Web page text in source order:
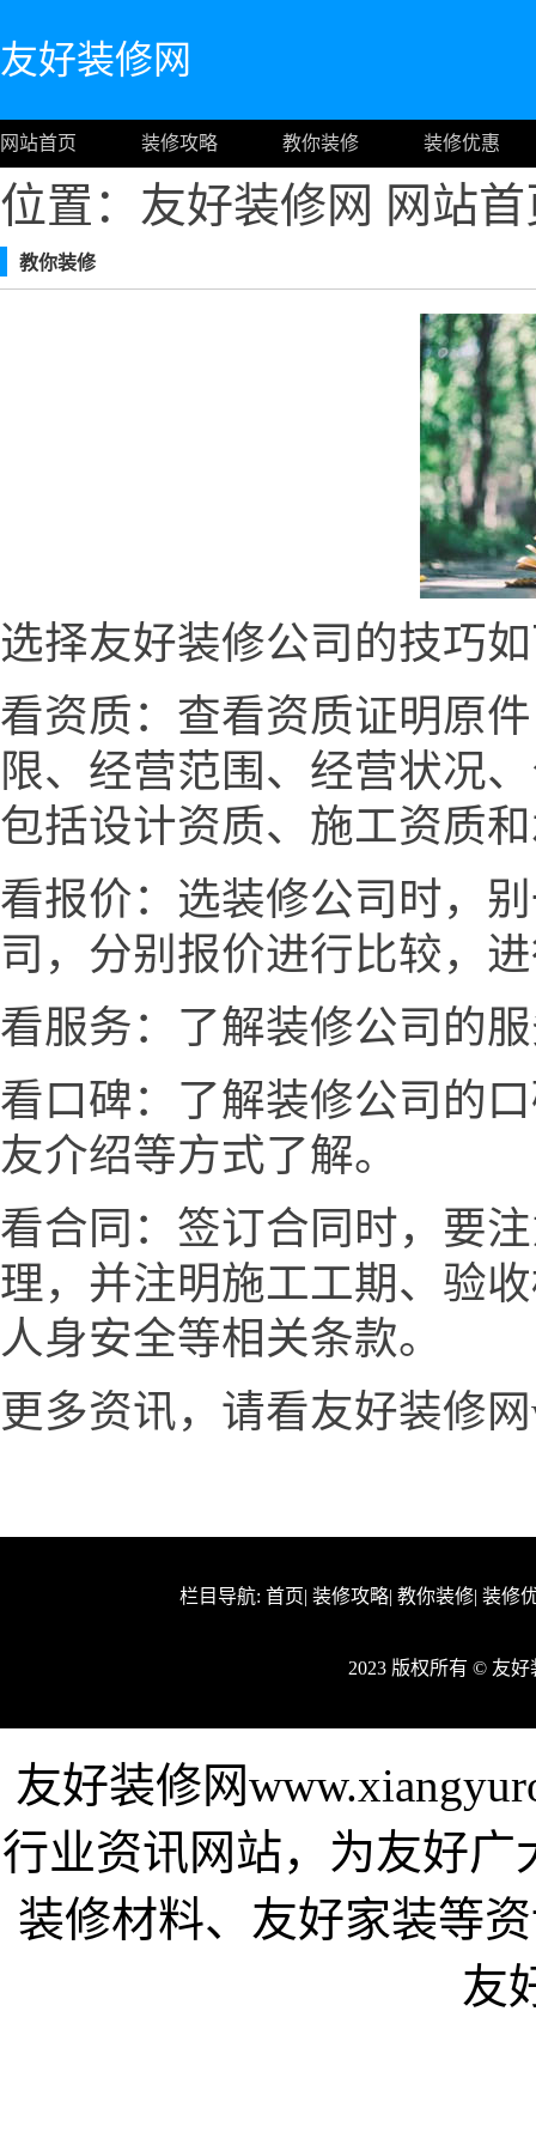
友好装修网
网站首页 装修攻略 教你装修 装修优惠
位置：友好装修网 网站
教你装修
选择友好装修公司的技巧
看资质：查看资质证明原
限、经营范围、经营状况
包括设计资质、施工资质
看报价：选装修公司时，
司，分别报价进行比较，
看服务：了解装修公司的
看口碑：了解装修公司的
友介绍等方式了解。
看合同：签订合同时，要
理，并注明施工工期、验
人身安全等相关条款。
更多资讯，请看友好装修
栏目导航: 首页| 装修攻略| 教你装修| 装修
2023 版权所有 © 友
友好装修网
行业资讯网站，为友好
装修材料、友好家装等
友